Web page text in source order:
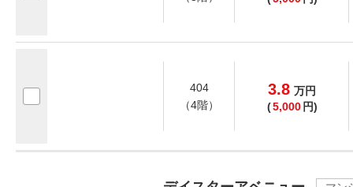
404
（4階）
3.8 万円
(5,000 円)